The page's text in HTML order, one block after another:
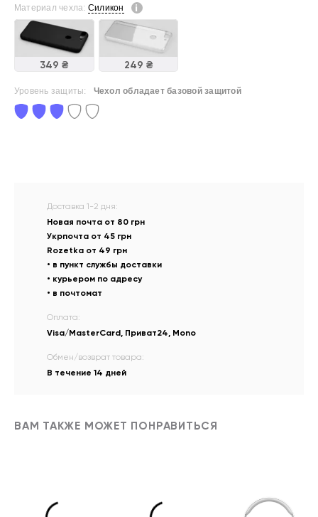
Материал чехла: Силикон
349 ₴ 249 ₴
Уровень защиты: Чехол обладает базовой защитой
Доставка 1-2 дня:
Новая почта от 80 грн
Укрпочта от 45 грн
Rozetka от 49 грн
• в пункт службы доставки
• курьером по адресу
• в почтомат
Оплата:
Visa/MasterCard, Приват24, Mono
Обмен/возврат товара:
В течение 14 дней
ВАМ ТАКЖЕ МОЖЕТ ПОНРАВИТЬСЯ